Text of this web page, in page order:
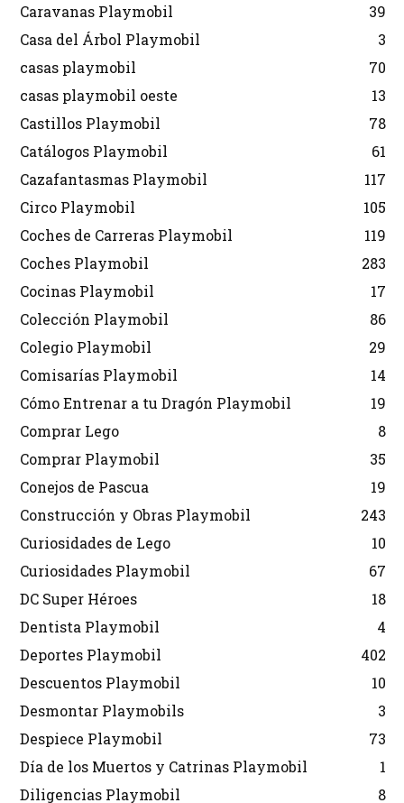
Caravanas Playmobil
39
Casa del Árbol Playmobil
3
casas playmobil
70
casas playmobil oeste
13
Castillos Playmobil
78
Catálogos Playmobil
61
Cazafantasmas Playmobil
117
Circo Playmobil
105
Coches de Carreras Playmobil
119
Coches Playmobil
283
Cocinas Playmobil
17
Colección Playmobil
86
Colegio Playmobil
29
Comisarías Playmobil
14
Cómo Entrenar a tu Dragón Playmobil
19
Comprar Lego
8
Comprar Playmobil
35
Conejos de Pascua
19
Construcción y Obras Playmobil
243
Curiosidades de Lego
10
Curiosidades Playmobil
67
DC Super Héroes
18
Dentista Playmobil
4
Deportes Playmobil
402
Descuentos Playmobil
10
Desmontar Playmobils
3
Despiece Playmobil
73
Día de los Muertos y Catrinas Playmobil
1
Diligencias Playmobil
8